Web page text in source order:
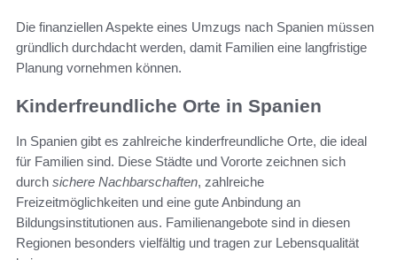
Die finanziellen Aspekte eines Umzugs nach Spanien müssen
gründlich durchdacht werden, damit Familien eine langfristige
Planung vornehmen können.
Kinderfreundliche Orte in Spanien
In Spanien gibt es zahlreiche kinderfreundliche Orte, die ideal
für Familien sind. Diese Städte und Vororte zeichnen sich
durch sichere Nachbarschaften, zahlreiche
Freizeitmöglichkeiten und eine gute Anbindung an
Bildungsinstitutionen aus. Familienangebote sind in diesen
Regionen besonders vielfältig und tragen zur Lebensqualität